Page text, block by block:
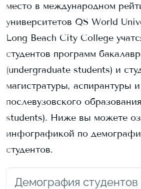
место в международном
университетов QS World
Long Beach City College
студентов программ
(undergraduate students) и
магистратуры, аспирантуры
послевузовского
students). Ниже вы можете
инфографикой по
студентов.
Демография